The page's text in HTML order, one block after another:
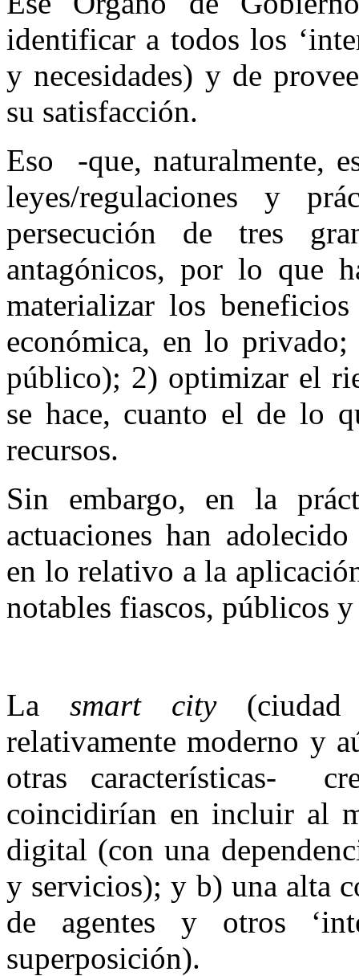
identificar a todos los
y necesidades) y de
su satisfacción.
Eso -que, naturalmente,
leyes/regulaciones y
persecución de tres
antagónicos, por lo que
materializar los
económica, en lo
público); 2) optimizar el
se hace, cuanto el de lo
recursos.
Sin embargo, en la
actuaciones han
en lo relativo a la
notables fiascos, públicos
Lasmart city(ciudad
relativamente moderno y
otras características-
coincidirían en incluir al
digital (con una
y servicios); y b) una alta
de agentes y otros
superposición).